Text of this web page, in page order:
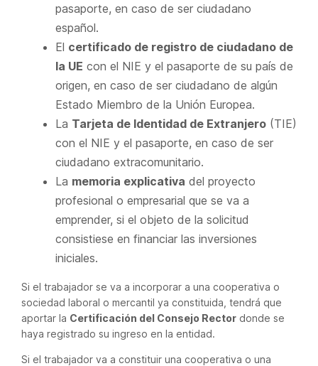
pasaporte, en caso de ser ciudadano
español.
El certificado de registro de ciudadano de
la UE con el NIE y el pasaporte de su país de
origen, en caso de ser ciudadano de algún
Estado Miembro de la Unión Europea.
La Tarjeta de Identidad de Extranjero (TIE)
con el NIE y el pasaporte, en caso de ser
ciudadano extracomunitario.
La memoria explicativa del proyecto
profesional o empresarial que se va a
emprender, si el objeto de la solicitud
consistiese en financiar las inversiones
iniciales.
Si el trabajador se va a incorporar a una cooperativa o
sociedad laboral o mercantil ya constituida, tendrá que
aportar la Certificación del Consejo Rector donde se
haya registrado su ingreso en la entidad.
Si el trabajador va a constituir una cooperativa o una